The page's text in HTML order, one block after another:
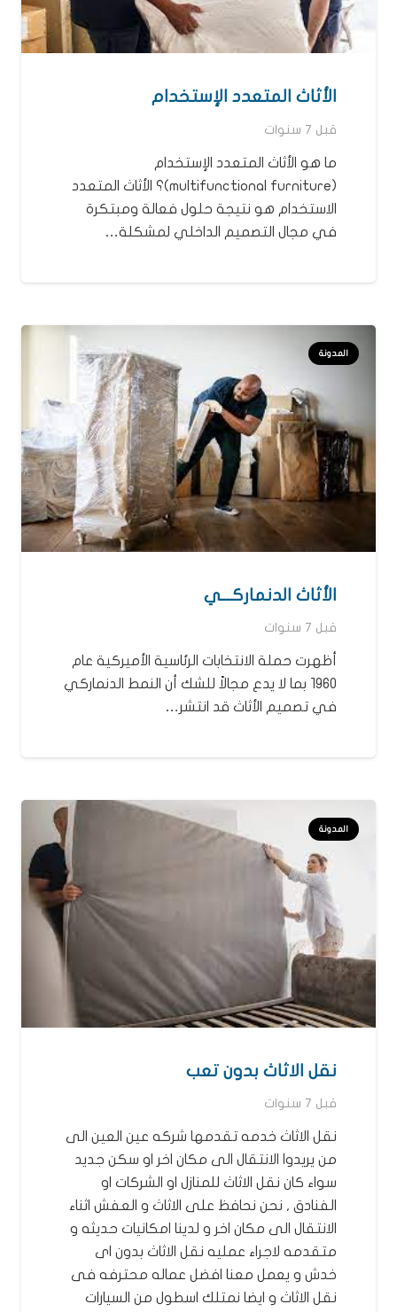
الأثاث المتعدد الإستخدام
قبل 7 سنوات
ما هو الأثاث المتعدد الإستخدام
(multifunctional furniture)؟ الأثاث المتعدد
الاستخدام هو نتيجة حلول فعالة ومبتكرة
في مجال التصميم الداخلي لمشكلة…
المدونة
الأثاث الدنماركـــي
قبل 7 سنوات
أظهرت حملة الانتخابات الرئاسية الأميركية عام
1960 بما لا يدع مجالاً للشك أن النمط الدنماركي
في تصميم الأثاث قد انتشر…
المدونة
نقل الاثاث بدون تعب
قبل 7 سنوات
نقل الاثاث خدمه تقدمها شركه عين العين الى
من يريدوا الانتقال الى مكان اخر او سكن جديد
سواء كان نقل الاثاث للمنازل او الشركات او
الفنادق , نحن نحافظ على الاثاث و العفش اثناء
الانتقال الى مكان اخر و لدينا امكانيات حديثه و
متقدمه لاجراء عمليه نقل الاثاث بدون اى
خدش و يعمل معنا افضل عماله محترفه فى
نقل الاثاث و ايضا نمتلك اسطول من السيارات